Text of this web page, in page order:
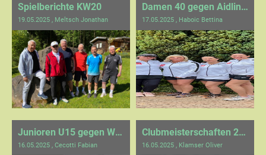
Spielberichte KW20
19.05.2025 , Meltsch Jonathan
Damen 40 gegen Aidlingen
17.05.2025 , Haboic Bettina
Junioren U15 gegen Weissach-Flacht
16.05.2025 , Cecotti Fabian
Clubmeisterschaften 2025
16.05.2025 , Klamser Oliver